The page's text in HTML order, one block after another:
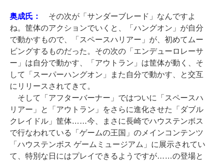
奥成氏：
その次が「サンダーブレード」なんですよ
ね。筐体のアクションでいくと、「ハングオン」が自分
で動かすもので、「スペースハリアー」が、初めてムー
ビングするものだった。その次の「エンデューロレーサ
ー」は自分で動かす、「アウトラン」は筐体が動く、そ
して「スーパーハングオン」また自分で動かす、と交互
にリリースされてきて。
そして「アフターバーナー」ではついに「スペースハ
リアー」と「アウトラン」をさらに進化させた「ダブル
クレイドル」筐体……今、まさに長崎でハウステンボス
で行なわれている「ゲームの王国」のメインコンテンツ
「ハウステンボス ゲームミュージアム」に展示されてい
て、特別な日にはプレイできるようですが……の登場と